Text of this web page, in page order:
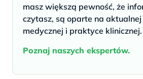
masz większą pewność, że
czytasz, są oparte na
medycznej i praktyce klinicznej.
Poznaj naszych ekspertów.